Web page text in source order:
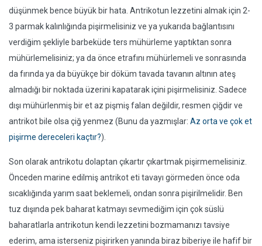
düşünmek bence büyük bir hata. Antrikotun lezzetini almak için 2-
3 parmak kalınlığında pişirmelisiniz ve ya yukarıda bağlantısını
verdiğim şekliyle barbeküde ters mühürleme yaptıktan sonra
mühürlemelisiniz; ya da önce etrafını mühürlemeli ve sonrasında
da fırında ya da büyükçe bir döküm tavada tavanın altının ateş
almadığı bir noktada üzerini kapatarak içini pişirmelisiniz. Sadece
dışı mühürlenmiş bir et az pişmiş falan değildir, resmen çiğdir ve
antrikot bile olsa çiğ yenmez (Bunu da yazmışlar: Az orta ve çok et
pişirme dereceleri kaçtır?).
Son olarak antrikotu dolaptan çıkartır çıkartmak pişirmemelisiniz.
Önceden marine edilmiş antrikot eti tavayı görmeden önce oda
sıcaklığında yarım saat beklemeli, ondan sonra pişirilmelidir. Ben
tuz dışında pek baharat katmayı sevmediğim için çok süslü
baharatlarla antrikotun kendi lezzetini bozmamanızı tavsiye
ederim, ama isterseniz pişirirken yanında biraz biberiye ile hafif bir